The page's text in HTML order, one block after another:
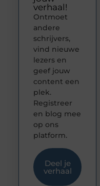
verhaal!
Ontmoet
andere
schrijvers,
vind nieuwe
lezers en
geef jouw
content een
plek.
Registreer
en blog mee
op ons
platform.
Deel je
verhaal